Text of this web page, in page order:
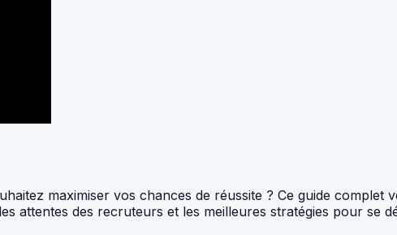
maximiser vos chances de réussite ? Ce guide complet
attentes des recruteurs et les meilleures stratégies pour se